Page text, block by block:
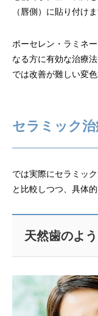
（唇側）に貼り付けま
ポーセレン・ラミネ
なる方に有効な治療
では改善が難しい変
セラミック
では実際にセラミッ
と比較しつつ、具体
天然歯のよ